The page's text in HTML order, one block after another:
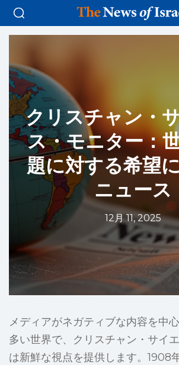
クリスチャン・
ス・モニター：
題に対する希望
ニュース
12月 11, 2025
メディアがネガティブな内容を中
多い世界で、クリスチャン・サイ
は新鮮な視点を提供します。1908